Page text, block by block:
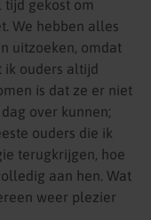
tijd gekost om
We hebben alles
uitzoeken, omdat
ik ouders altijd
is dat ze er niet
over kunnen;
ouders die ik
terugkrijgen, hoe
aan hen. Wat
weer plezier